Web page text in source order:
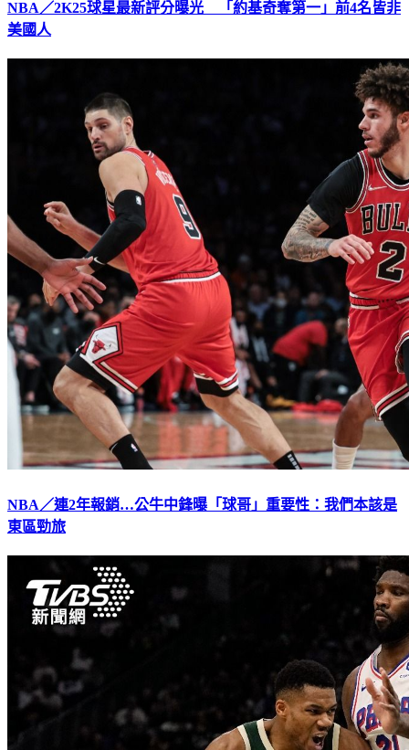
NBA／2K25球星最新評分曝光 「約基奇奪第一」前4名皆非
美國人
NBA／連2年報銷…公牛中鋒曝「球哥」重要性：我們本該是
東區勁旅